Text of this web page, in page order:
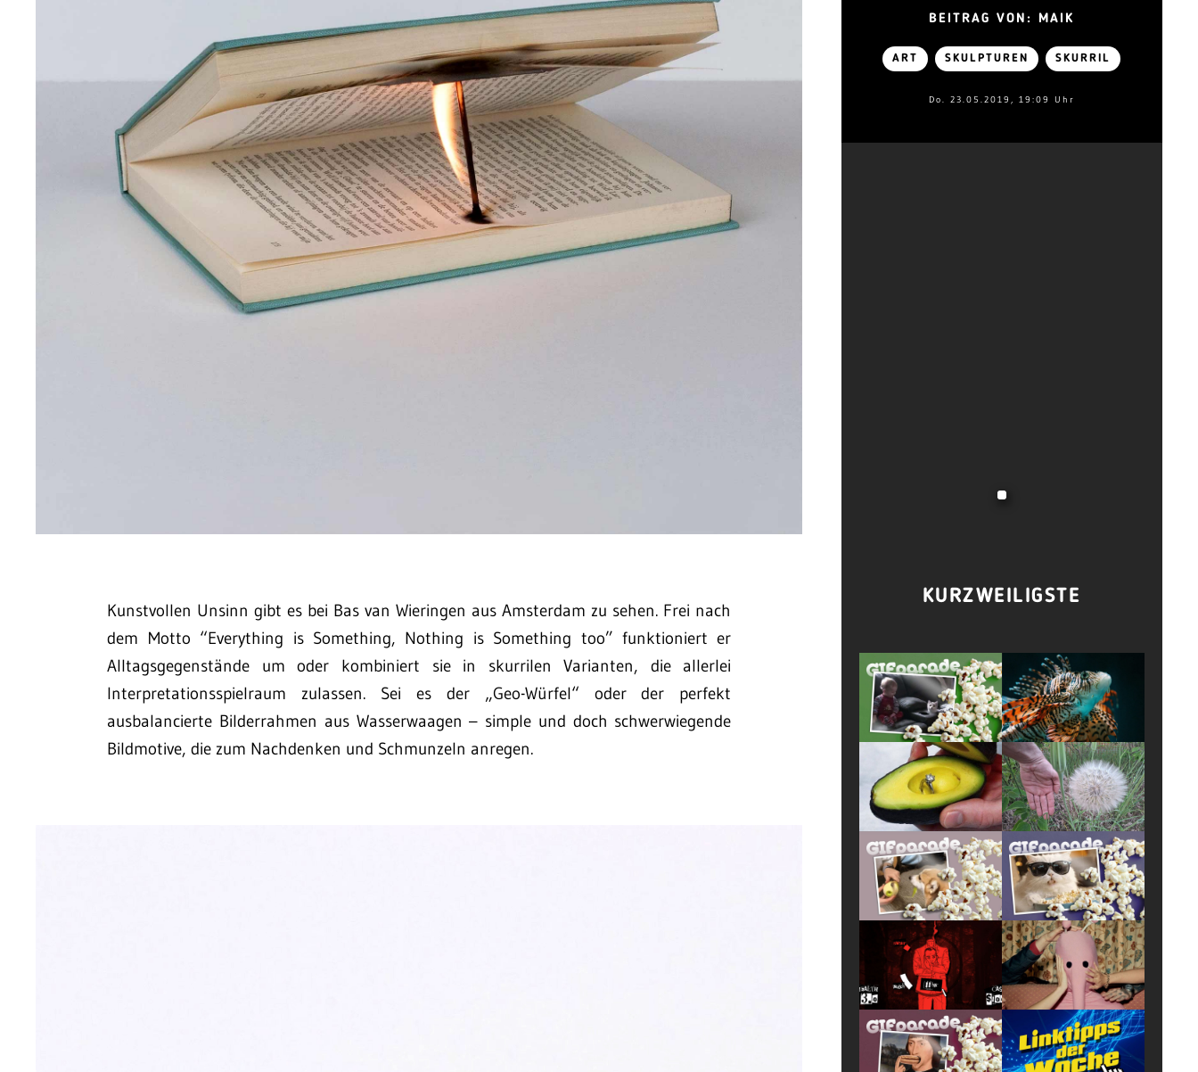
Kunstvollen Unsinn gibt es bei Bas van Wieringen aus Amsterdam zu sehen. Frei nach
dem Motto “Everything is Something, Nothing is Something too” funktioniert er
Alltagsgegenstände um oder kombiniert sie in skurrilen Varianten, die allerlei
Interpretationsspielraum zulassen. Sei es der „Geo-Würfel“ oder der perfekt
ausbalancierte Bilderrahmen aus Wasserwaagen – simple und doch schwerwiegende
Bildmotive, die zum Nachdenken und Schmunzeln anregen.
BEITRAG VON: MAIK
ART SKULPTUREN SKURRIL
Do. 23.05.2019, 19:09 Uhr
KURZWEILIGSTE